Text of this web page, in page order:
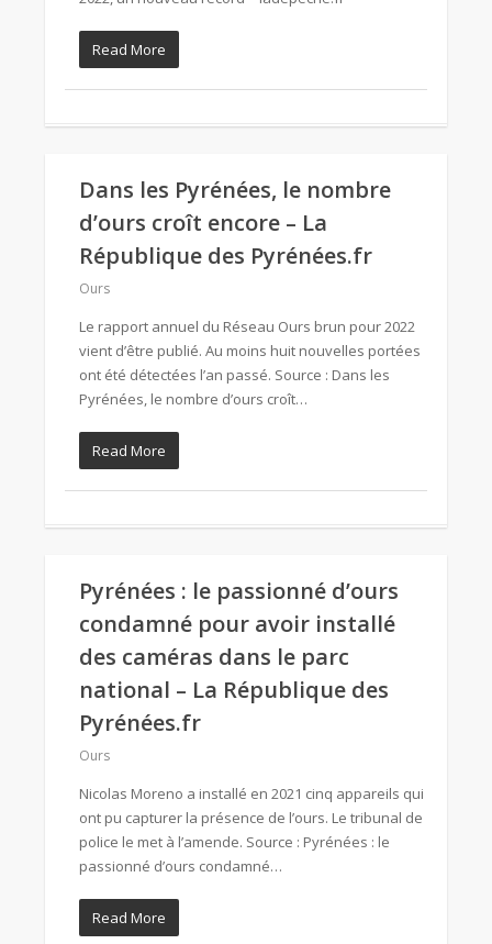
Read More
Dans les Pyrénées, le nombre
d’ours croît encore – La
République des Pyrénées.fr
Ours
Le rapport annuel du Réseau Ours brun pour 2022
vient d’être publié. Au moins huit nouvelles portées
ont été détectées l’an passé. Source : Dans les
Pyrénées, le nombre d’ours croît…
Read More
Pyrénées : le passionné d’ours
condamné pour avoir installé
des caméras dans le parc
national – La République des
Pyrénées.fr
Ours
Nicolas Moreno a installé en 2021 cinq appareils qui
ont pu capturer la présence de l’ours. Le tribunal de
police le met à l’amende. Source : Pyrénées : le
passionné d’ours condamné…
Read More